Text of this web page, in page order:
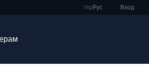
Укр Рус Вход